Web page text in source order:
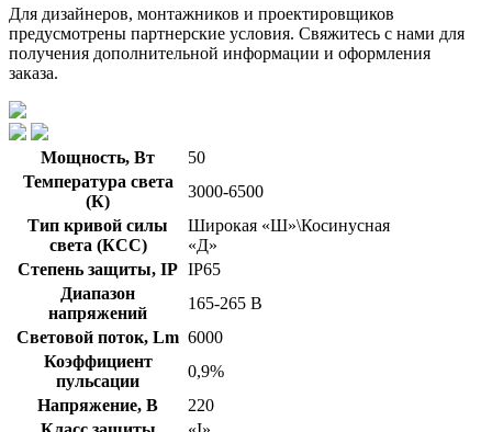
Для дизайнеров, монтажников и проектировщиков
предусмотрены партнерские условия. Свяжитесь с нами для
получения дополнительной информации и оформления
заказа.
Мощность, Вт
50
Температура света
(К)
3000-6500
Тип кривой силы
света (КСС)
Широкая «Ш»\Косинусная
«Д»
Степень защиты, IP IP65
Диапазон
напряжений
165-265 В
Световой поток, Lm 6000
Коэффициент
пульсации
0,9%
Напряжение, В
220